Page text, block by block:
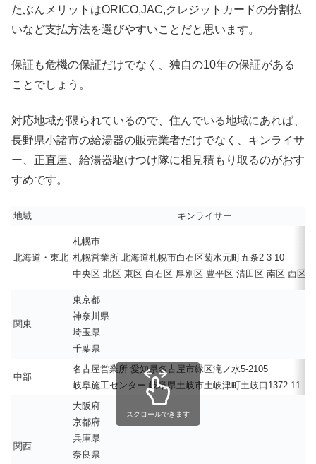
たぶんメリットはORICO,JAC,クレジットカードの分割払
いなど支払方法を選びやすいことだと思います。
保証も危機の保証だけでなく、独自の10年の保証がある
ことでしょう。
対応地域が限られているので、住んでいる地域にあれば、
長野県小諸市の給湯器の販売業者だけでなく、キンライサ
ー、正直屋、給湯器駆けつけ隊に相見積もり取るのがおす
すめです。
地域 キンライサー
北海道・東北
札幌市
札幌営業所 北海道札幌市白石区菊水元町五条2-3-10
中央区 北区 東区 白石区 厚別区 豊平区 清田区 南区 西区
関東
東京都
神奈川県
埼玉県
千葉県
中部
名古屋営業所 愛知県名古屋市緑区滝ノ水5-2105
岐阜施工センター 岐阜県土岐市土岐津町土岐口1372-11
関西
大阪府
京都府
兵庫県
奈良県
スクロールできます